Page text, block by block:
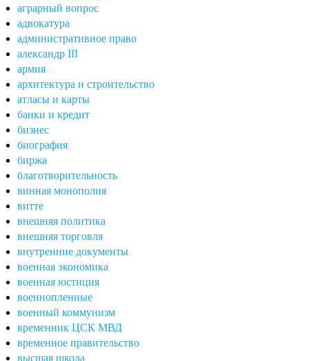
аграрный вопрос
адвокатура
административное право
александр III
армия
архитектура и строительство
атласы и карты
банки и кредит
бизнес
биография
биржа
благотворительность
винная монополия
витте
внешняя политика
внешняя торговля
внутренние документы
военная экономика
военная юстиция
военнопленные
военный коммунизм
временник ЦСК МВД
временное правительство
высшая школа